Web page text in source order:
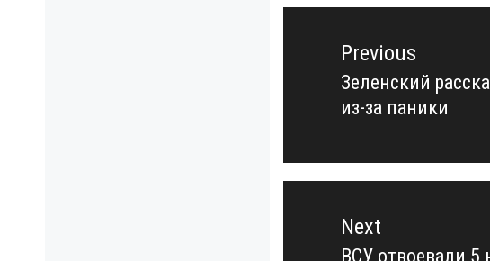
Навигация
записямPrevious
Previous
post:
Зеленский
из-за паники
Next
ВСУ отвоевали 5